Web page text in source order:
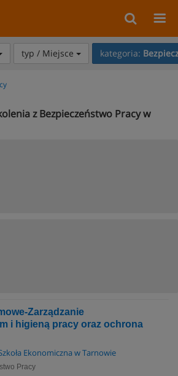
typ / Miejsce kategoria:
z Bezpieczeństwo Pracy w
Zarządzanie
i higieną pracy oraz ochrona
Ekonomiczna w Tarnowie
Pracy